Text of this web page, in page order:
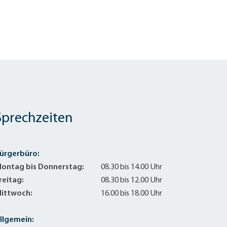
bis Donnerstag:
08.30 bis 14.00 Uhr
08.30 bis 12.00 Uhr
16.00 bis 18.00 Uhr